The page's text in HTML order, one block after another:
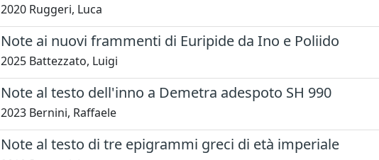
2020 Ruggeri, Luca
Note ai nuovi frammenti di Euripide da Ino e Poliido
2025 Battezzato, Luigi
Note al testo dell'inno a Demetra adespoto SH 990
2023 Bernini, Raffaele
Note al testo di tre epigrammi greci di età imperiale